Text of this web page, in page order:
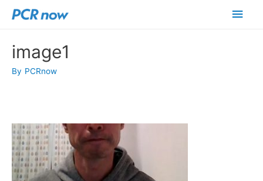
メ
image1
By PCRnow